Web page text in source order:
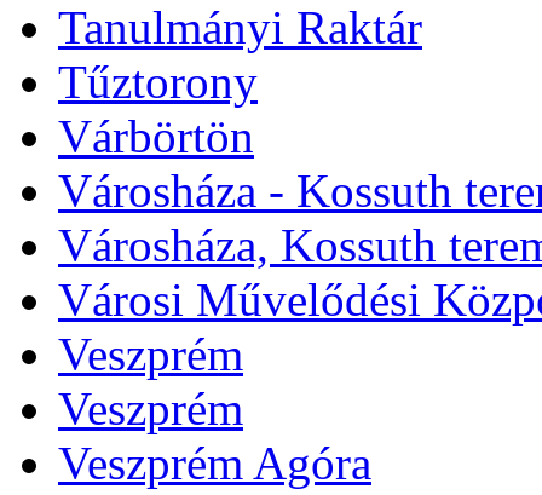
Tanulmányi Raktár
Tűztorony
Várbörtön
Városháza - Kossuth
Városháza, Kossuth
Városi Művelődési
Veszprém
Veszprém
Veszprém Agóra